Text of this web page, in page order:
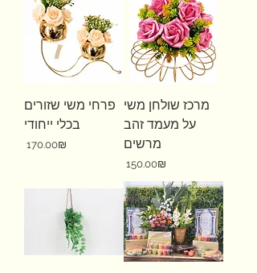
פרחי משי שזורים
בכלי ייחודי
Price ‏170.00 ‏₪
מרכז שולחן משי
על מעמד זהב
מרשים
Price ‏150.00 ‏₪